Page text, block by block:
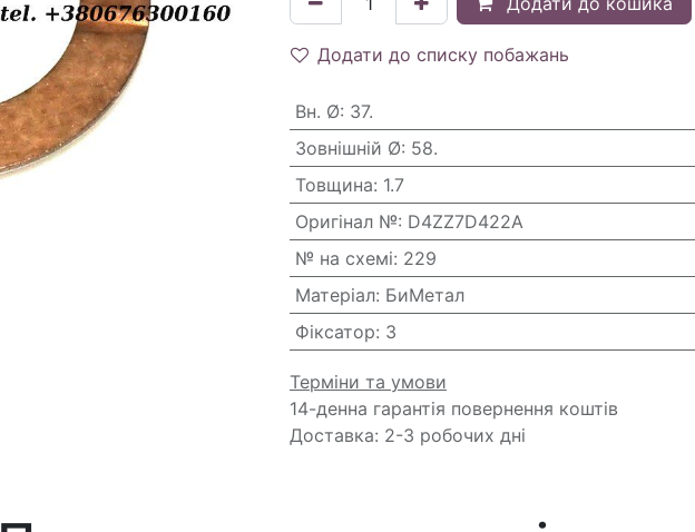
Додати до списку побажань
Вн. Ø: 37.
Зовнішній Ø: 58.
Товщина: 1.7
Оригінал №: D4ZZ7D422A
№ на схемі: 229
Матеріал: БиМетал
Фіксатор: 3
Терміни та умови
14-денна гарантія повернення коштів
Доставка: 2-3 робочих дні